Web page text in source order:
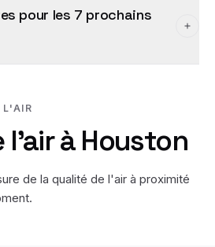
pour les 7 prochains
L'AIR
l'air àHouston
de la qualité de l'air à proximité